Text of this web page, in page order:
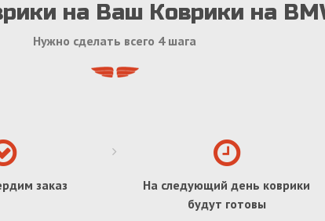
на Ваш Коврики на
Нужно сделать всего 4 шага
заказ
На следующий день коврики
будут готовы